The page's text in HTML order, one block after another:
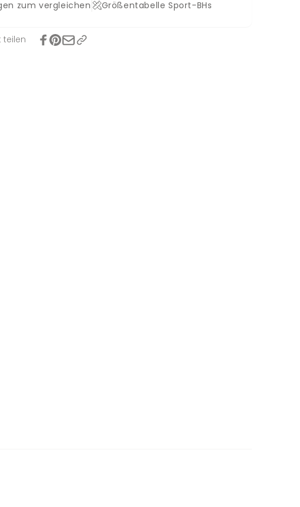
zum vergleichen Größentabelle Sport-BHs
teilen